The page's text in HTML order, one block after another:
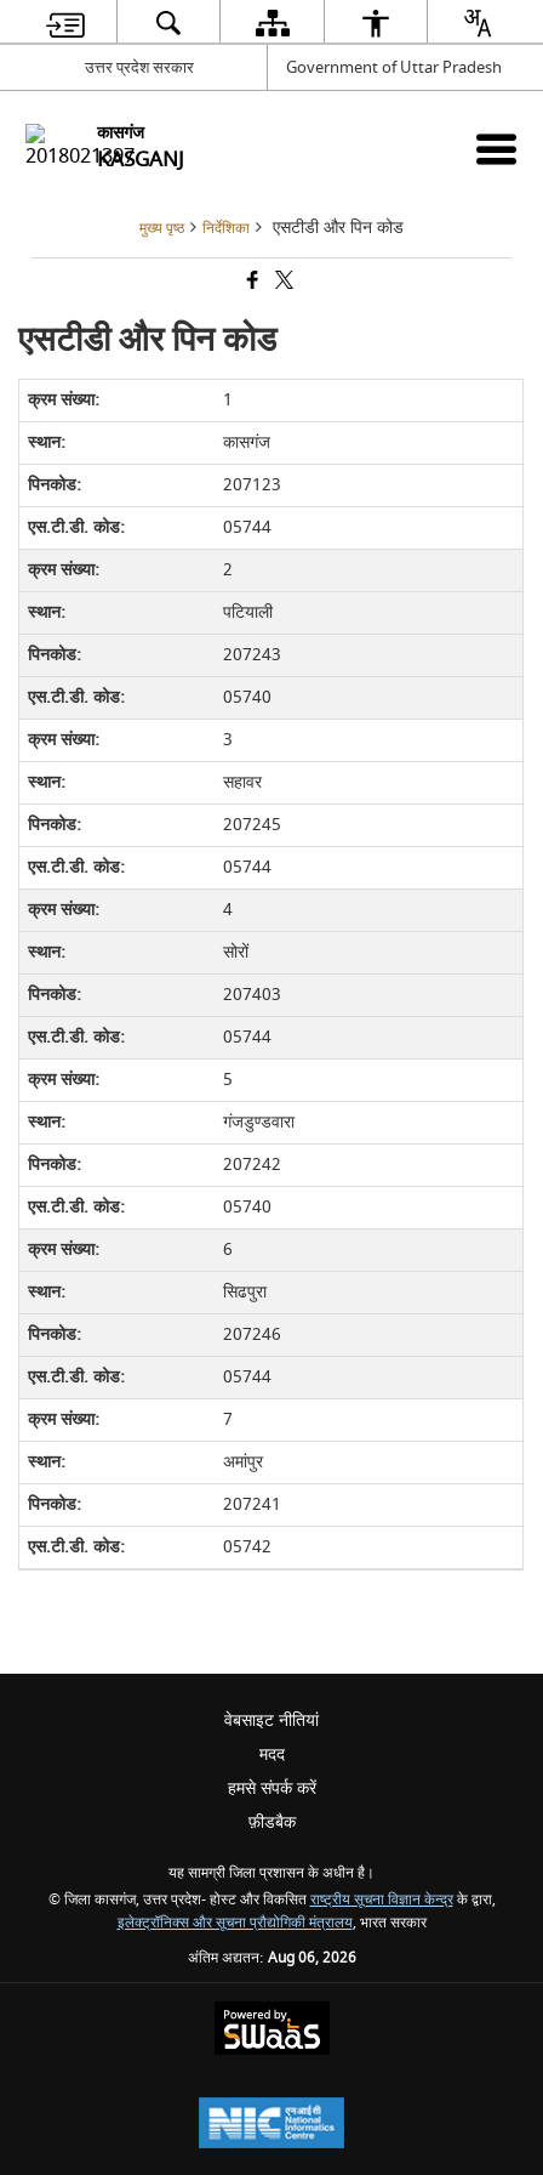
उत्तर प्रदेश सरकार Government of Uttar Pradesh
कासगंज
KASGANJ
मुख्य पृष्ठ निर्देशिका एसटीडी और पिन कोड
एसटीडी और पिन कोड
1
कासगंज
207123
05744
2
पटियाली
207243
05740
3
सहावर
207245
05744
4
सोरों
207403
05744
5
गंजडुण्डवारा
207242
05740
6
सिढपुरा
207246
05744
7
अमांपुर
207241
05742
वेबसाइट नीतियां
मदद
हमसे संपर्क करें
फ़ीडबैक
यह सामग्री जिला प्रशासन के अधीन है।
© जिला कासगंज, उत्तर प्रदेश- होस्ट और विकसितराष्ट्रीय सूचना विज्ञान केन्द्रके द्वारा,
इलेक्ट्रॉनिक्स और सूचना प्रौद्योगिकी मंत्रालय, भारत सरकार
अंतिम अद्यतन: Aug 06, 2026